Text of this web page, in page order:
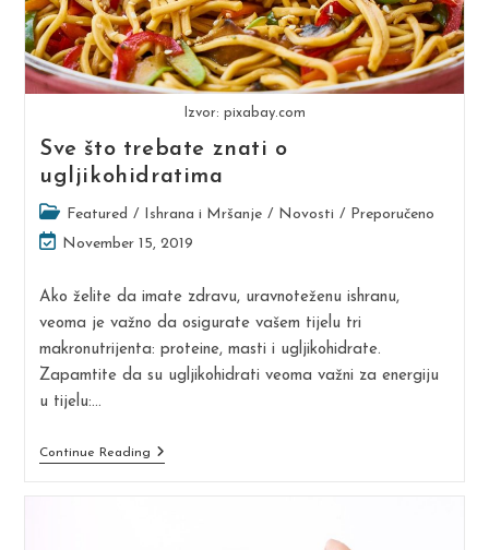
Izvor: pixabay.com
Sve što trebate znati o
ugljikohidratima
Post
category:
Featured / Ishrana i Mršanje / Novosti / Preporučeno
Post
modified:
November 15, 2019
Ako želite da imate zdravu, uravnoteženu ishranu,
veoma je važno da osigurate vašem tijelu tri
makronutrijenta: proteine, masti i ugljikohidrate.
Zapamtite da su ugljikohidrati veoma važni za energiju
u tijelu:…
Continue ReadingSve